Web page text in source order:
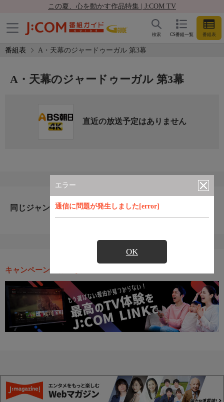
この夏、心を動かす作品特集 | J:COM TV
CS番組一覧 番組表
検索
番組表 A・天幕のジャードゥーガル 第3幕
エラー
通信に問題が発生しました[error]
OK
A・天幕のジャードゥーガル 第3幕
直近の放送予定はありません
同じジャンルのおすすめ番組
キャンペーン・お得な情報